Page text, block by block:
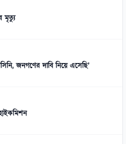
মৃত্যু
জনগণের দাবি নিয়ে এসেছি’